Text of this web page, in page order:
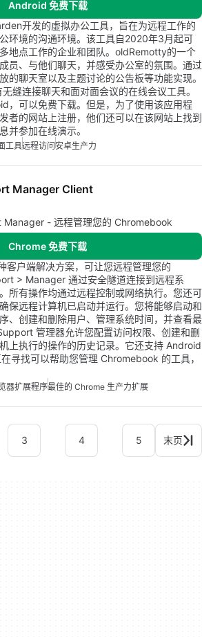
Android 免费下载
开发的虚拟办公工具，旨在为远程工作的
环境的沟通环境。该工具自2020年3月起可
地点工作的企业和团队。oldRemotty的一个
员、与他们聊天，并感受办公室的氛围。通过
的聊天室以及主题讨论的公告板等功能实现。
缝连接聊天和面对面会议的在线会议工具。
，可以免费下载。但是，为了使用该应用程
者的网站上注册，他们还可以在该网站上找到
并参加在线演示。
工具远程访问安卓生产力
Manager Client
- 远程管理您的 Chromebook
Chrome 免费下载
客户端解决方案，可让您远程管理您的
> Manager 通过安全隧道连接到远程系
所有操作均通过远程控制或网络执行。您还可
保远程计算机已启动并运行。您将能够启动和
、创建和删除用户、管理系统时间，并查看最
管理器允许您配置访问权限、创建和删
上执行的操作的历史记录。它还支持 Android
寻找可以帮助您管理 Chromebook 的工具，
器扩展程序最佳的 Chrome 生产力扩展
3 4 5 末页